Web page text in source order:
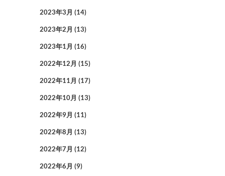
2023年3月 (14)
2023年2月 (13)
2023年1月 (16)
2022年12月 (15)
2022年11月 (17)
2022年10月 (13)
2022年9月 (11)
2022年8月 (13)
2022年7月 (12)
2022年6月 (9)